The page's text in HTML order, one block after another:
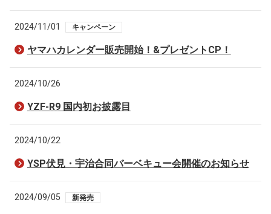
2024/11/01 キャンペーン
ヤマハカレンダー販売開始！&プレゼントCP！
2024/10/26
YZF-R9 国内初お披露目
2024/10/22
YSP伏見・宇治合同バーベキュー会開催のお知らせ
2024/09/05 新発売